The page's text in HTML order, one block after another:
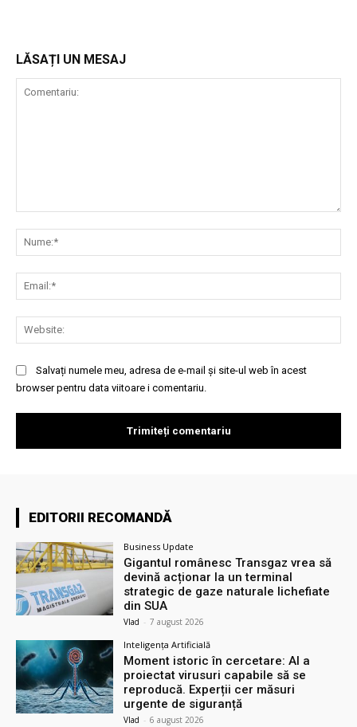
LĂSAȚI UN MESAJ
Salvați numele meu, adresa de e-mail și site-ul web în acest
browser pentru data viitoare i comentariu.
EDITORII RECOMANDĂ
Business Update
Gigantul românesc Transgaz vrea să
devină acționar la un terminal
strategic de gaze naturale lichefiate
din SUA
Vlad - 7 august 2026
Inteligența Artificială
Moment istoric în cercetare: AI a
proiectat virusuri capabile să se
reproducă. Experții cer măsuri
urgente de siguranță
Vlad - 6 august 2026